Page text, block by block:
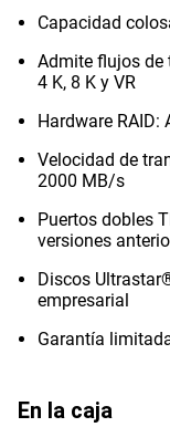
Capacidad
Admite flujos de
4 K, 8 K y VR
Hardware RAID:
Velocidad de
2000 MB/s
Puertos dobles
versiones
Discos
empresarial
Garantía
En la caja